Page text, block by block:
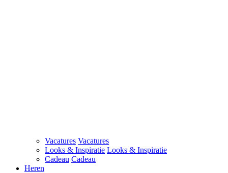
Vacatures Vacatures
Looks & Inspiratie Looks & Inspiratie
Cadeau Cadeau
Heren